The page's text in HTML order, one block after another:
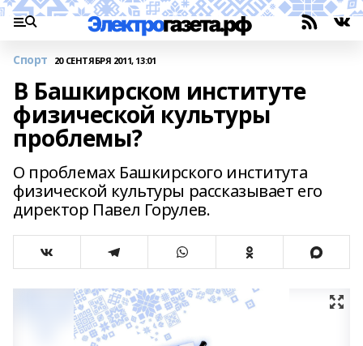
Спорт 20 СЕНТЯБРЯ 2011, 13:01
В Башкирском институте
физической культуры
проблемы?
О проблемах Башкирского института
физической культуры рассказывает его
директор Павел Горулев.